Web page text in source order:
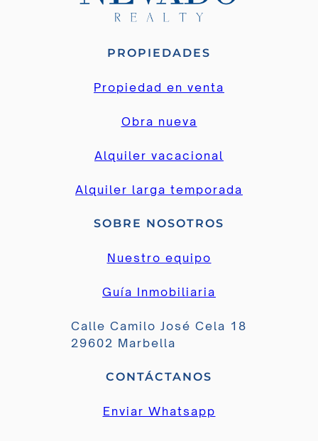
PROPIEDADES
Propiedad en venta
Obra nueva
Alquiler vacacional
Alquiler larga temporada
SOBRE NOSOTROS
Nuestro equipo
Guía Inmobiliaria
Calle Camilo José Cela 18
29602 Marbella
CONTÁCTANOS
Enviar Whatsapp